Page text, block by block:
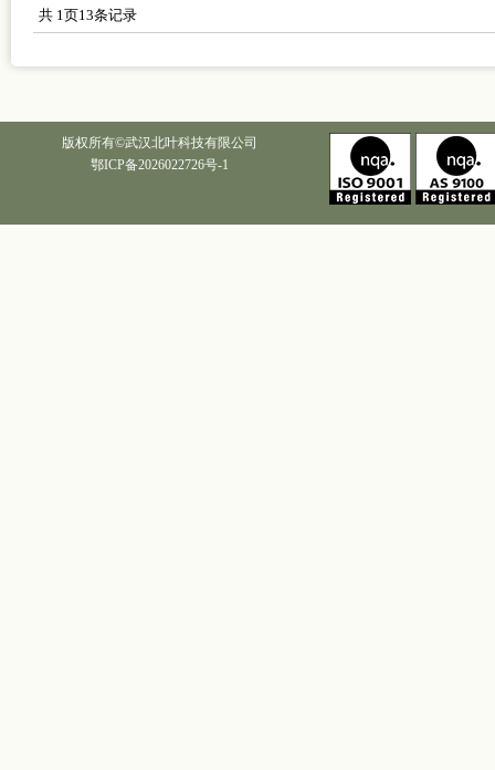
共 1页13条记录
版权所有©武汉北叶科技有限公司
鄂ICP备2026022726号-1